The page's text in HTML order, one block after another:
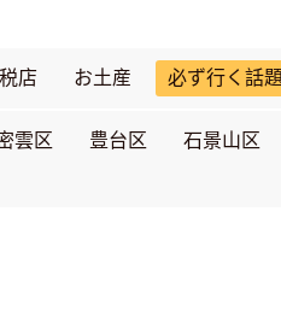
店 お土産 必ず行く話
雲区 豊台区 石景山区